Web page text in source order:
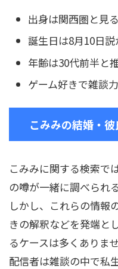
出身は関西圏と見
誕生日は8月10日説
年齢は30代前半と
ゲーム好きで雑談
こみみの結婚・
こみみに関する検索で
の噂が一緒に調べられ
しかし、これらの情報
きの解釈などを発端と
るケースは多くありませ
配信者は雑談の中で私